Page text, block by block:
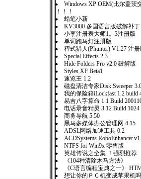
Windows XP OEM(比尔盖茨
！！！
蜡笔小新
KV3000 多国语言版破解补丁
小李注册表大师1。3注册版
单词跑马灯注册版
程式猎人(Phunter) V1.27 注册
Special Effects 2.3
Hide Folders Pro v2.0 破解版
Styles XP Beta1
速览王 1.2
磁盘清洁专家Disk Sweeper
我的保险箱iLockfast 1.2 build
易吉八字算命 1.1 Build
电话录音精灵 3.12 Build 1024
商务导航 5.50
黑马多媒体办公管理网 4.15
ADSL网络加速工具 0.2
NTFS for Win9x 零售版
英雄传说之全集 ！强烈推荐
《104种清除木马方法》
《C语言编程宝典之一》
想让你的ＰＣ机变成苹果机